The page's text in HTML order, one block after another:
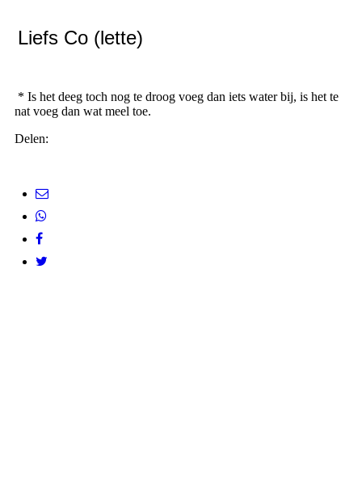
Liefs Co (lette)
* Is het deeg toch nog te droog voeg dan iets water bij, is het te
nat voeg dan wat meel toe.
Delen: